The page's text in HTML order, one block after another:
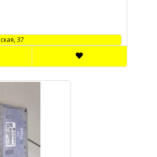
37